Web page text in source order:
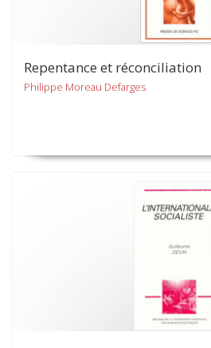
Repentance et réconciliation
Philippe Moreau Defarges